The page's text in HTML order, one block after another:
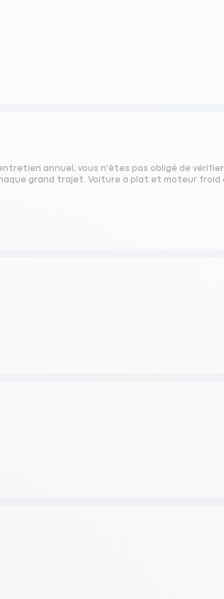
annuel, vous n'êtes pas obligé de vérifier
grand trajet. Voiture à plat et moteur froid